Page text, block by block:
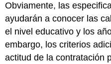
¿Cómo
manejarías
esto?
Claves
para
llevar
Obviamente, las
ayudarán a conocer las
el nivel educativo y los
embargo, los criterios
actitud de la contratación